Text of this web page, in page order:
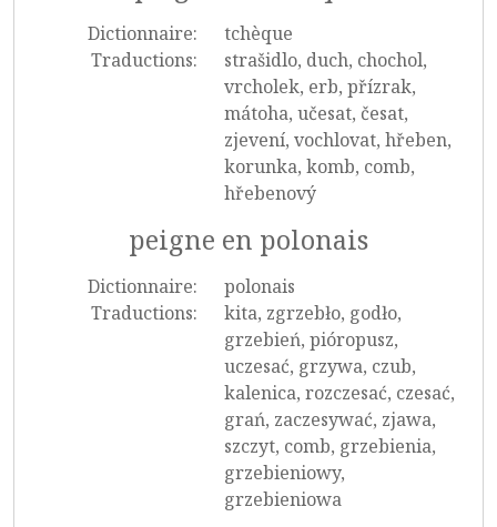
Dictionnaire:
tchèque
Traductions:
strašidlo, duch, chochol,
vrcholek, erb, přízrak,
mátoha, učesat, česat,
zjevení, vochlovat, hřeben,
korunka, komb, comb,
hřebenový
peigne en polonais
Dictionnaire:
polonais
Traductions:
kita, zgrzebło, godło,
grzebień, pióropusz,
uczesać, grzywa, czub,
kalenica, rozczesać, czesać,
grań, zaczesywać, zjawa,
szczyt, comb, grzebienia,
grzebieniowy,
grzebieniowa